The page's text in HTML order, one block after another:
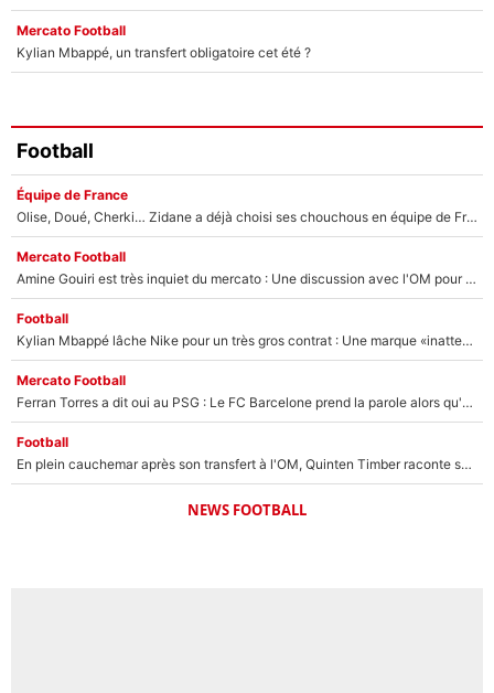
Mercato Football
Kylian Mbappé, un transfert obligatoire cet été ?
Football
Équipe de France
Olise, Doué, Cherki… Zidane a déjà choisi ses chouchous en équipe de France ? L’IA annonce des surprises sans Kylian Mbappé !
Mercato Football
Amine Gouiri est très inquiet du mercato : Une discussion avec l'OM pour acter son transfert !
Football
Kylian Mbappé lâche Nike pour un très gros contrat : Une marque «inattendue» va frapper très fort
Mercato Football
Ferran Torres a dit oui au PSG : Le FC Barcelone prend la parole alors qu'un transfert de l'attaquant espagnol prend forme
Football
En plein cauchemar après son transfert à l'OM, Quinten Timber raconte ses doutes après sa signature à Marseille
NEWS FOOTBALL